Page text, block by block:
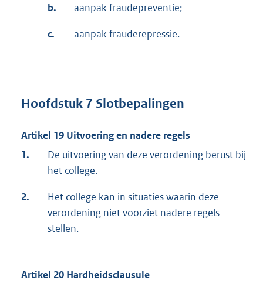
b. aanpak fraudepreventie;
c. aanpak frauderepressie.
Hoofdstuk 7 Slotbepalingen
Artikel 19 Uitvoering en nadere regels
1.
De uitvoering van deze verordening berust bij
het college.
2.
Het college kan in situaties waarin deze
verordening niet voorziet nadere regels
stellen.
Artikel 20 Hardheidsclausule